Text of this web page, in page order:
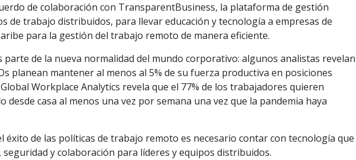
de colaboración con TransparentBusiness, la plataforma de gestión
de trabajo distribuidos, para llevar educación y tecnología a empresas de
para la gestión del trabajo remoto de manera eficiente.
parte de la nueva normalidad del mundo corporativo: algunos analistas revelan
planean mantener al menos al 5% de su fuerza productiva en posiciones
Workplace Analytics revela que el 77% de los trabajadores quieren
desde casa al menos una vez por semana una vez que la pandemia haya
éxito de las políticas de trabajo remoto es necesario contar con tecnología que
y colaboración para líderes y equipos distribuidos.